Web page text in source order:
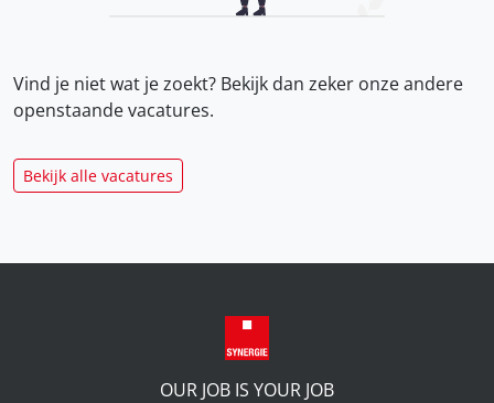
Vind je niet wat je zoekt? Bekijk dan zeker onzeandere
openstaande vacatures.
Bekijk alle vacatures
OUR JOB IS YOUR JOB